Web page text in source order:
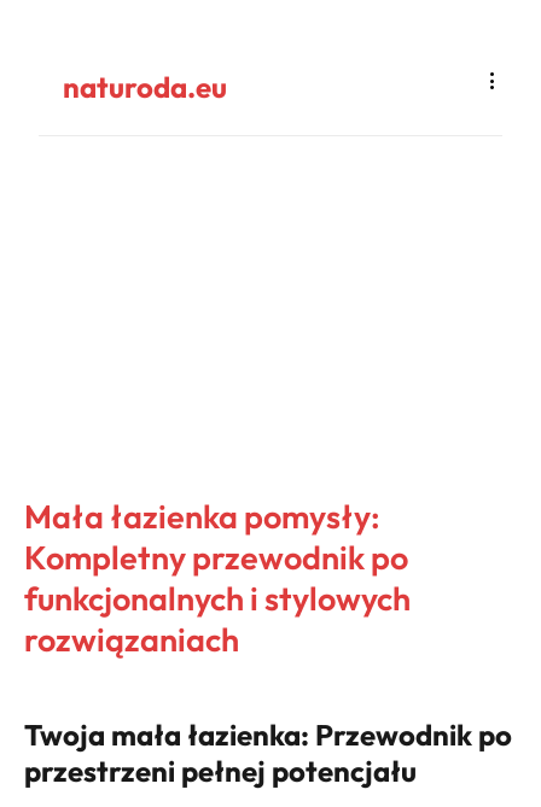
naturoda.eu
Mała łazienka pomysły:
Kompletny przewodnik po
funkcjonalnych i stylowych
rozwiązaniach
Twoja mała łazienka: Przewodnik po
przestrzeni pełnej potencjału